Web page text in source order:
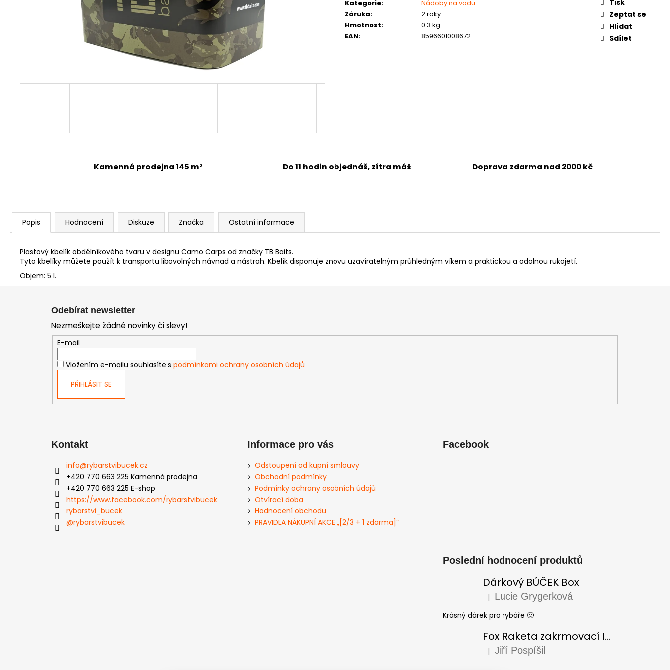
Kategorie:
Nádoby na vodu
Záruka:
2 roky
Hmotnost:
0.3 kg
EAN: 8596601008672
Tisk
Zeptat se
Hlídat
Sdílet
Kamenná prodejna 145 m² Do 11 hodin objednáš, zítra máš Doprava zdarma nad 2000 kč
Popis Hodnocení Diskuze Značka Ostatní informace
Plastový kbelík obdélníkového tvaru v designu Camo Carps od značky TB Baits.
Tyto kbelíky můžete použít k transportu libovolných návnad a nástrah. Kbelík disponuje znovu uzavíratelným průhledným víkem a praktickou a odolnou rukojetí.
Objem: 5 l.
Odebírat newsletter
Nezmeškejte žádné novinky či slevy!
E-mail
Vložením e-mailu souhlasíte s podmínkami ochrany osobních údajů
PŘIHLÁSIT SE
Kontakt
info@rybarstvibucek.cz
+420 770 663 225 Kamenná prodejna
+420 770 663 225 E-shop
https://www.facebook.com/rybarstvibucek
rybarstvi_bucek
@rybarstvibucek
Informace pro vás
Odstoupení od kupní smlouvy
Obchodní podmínky
Podmínky ochrany osobních údajů
Otvírací doba
Hodnocení obchodu
PRAVIDLA NÁKUPNÍ AKCE „[2/3 + 1 zdarma]”
Facebook
Poslední hodnocení produktů
Dárkový BŮČEK Box
Hodnocení produktu je 5 z 5 hvězdiček.
| Lucie Grygerková
Krásný dárek pro rybáře 🙂
Fox Raketa zakrmovací Impact Spod
Hodnocení produktu je 5 z 5 hvězdiček.
| Jiří Pospíšil